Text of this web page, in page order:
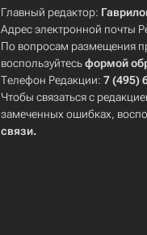
Главный редактор:
Адрес электронной почты
По вопросам размещения
воспользуйтесьформой
Телефон Редакции:7 (495)
Чтобы связаться с
замеченных ошибках,
связи.